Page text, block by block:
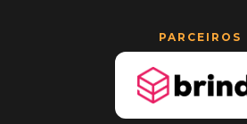
PARCEIROS